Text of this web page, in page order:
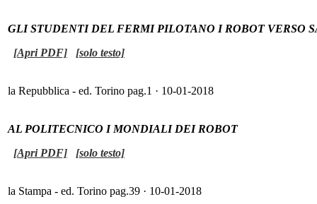
GLI STUDENTI DEL FERMI PILOTANO I ROBOT VERSO
[Apri PDF]
[solo testo]
la Repubblica - ed. Torino pag.1 · 10-01-2018
AL POLITECNICO I MONDIALI DEI ROBOT
[Apri PDF]
[solo testo]
la Stampa - ed. Torino pag.39 · 10-01-2018